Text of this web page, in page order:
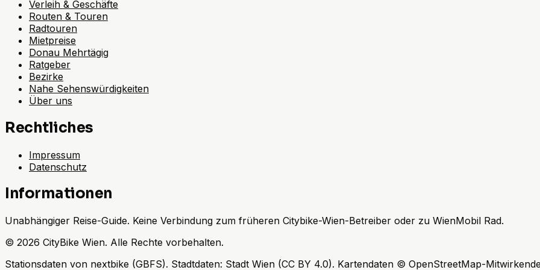
Verleih & Geschäfte
Routen & Touren
Radtouren
Mietpreise
Donau Mehrtägig
Ratgeber
Bezirke
Nahe Sehenswürdigkeiten
Über uns
Rechtliches
Impressum
Datenschutz
Informationen
Unabhängiger Reise-Guide. Keine Verbindung zum früheren Citybike-Wien-Betreiber oder zu WienMobil Rad.
© 2026 CityBike Wien. Alle Rechte vorbehalten.
Stationsdaten von nextbike (GBFS). Stadtdaten: Stadt Wien (CC BY 4.0). Kartendaten © OpenStreetMap-